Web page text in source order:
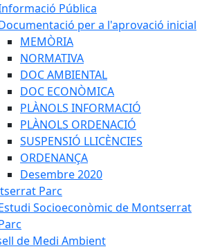
Pública
per a l'aprovació inicial
MEMÒRIA
NORMATIVA
DOC AMBIENTAL
DOC ECONÒMICA
PLÀNOLS INFORMACIÓ
PLÀNOLS ORDENACIÓ
SUSPENSIÓ LLICÈNCIES
ORDENANÇA
Desembre 2020
Parc
Socioeconòmic de Montserrat
de Medi Ambient